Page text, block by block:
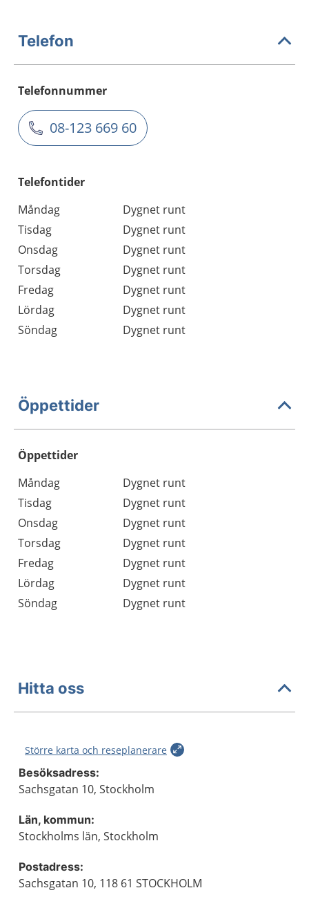
Telefon
Telefonnummer
08-123 669 60
Telefontider
Måndag
Dygnet runt
Tisdag
Dygnet runt
Onsdag
Dygnet runt
Torsdag
Dygnet runt
Fredag
Dygnet runt
Lördag
Dygnet runt
Söndag
Dygnet runt
Öppettider
Öppettider
Dag
Öppettider
Kommentarer
Måndag
Dygnet runt
Tisdag
Dygnet runt
Onsdag
Dygnet runt
Torsdag
Dygnet runt
Fredag
Dygnet runt
Lördag
Dygnet runt
Söndag
Dygnet runt
Hitta oss
Större karta och reseplanerare
Besöksadress:
Sachsgatan 10, Stockholm
Län, kommun:
Stockholms län, Stockholm
Postadress:
Sachsgatan 10, 118 61 STOCKHOLM